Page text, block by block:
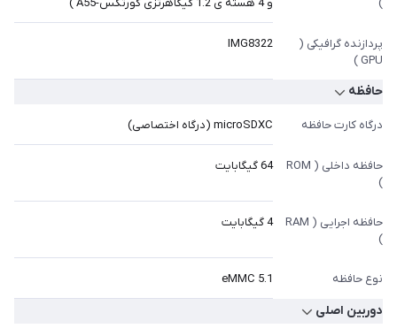
)
و 4 هسته ی 1.2 گیگاهرتزی کورتکس-A55 )
پردازنده گرافیکی (
GPU )
IMG8322
حافظه
درگاه کارت حافظه microSDXC (درگاه اختصاصی)
حافظه داخلی ( ROM
)
64 گیگابایت
حافظه اجرایی ( RAM
)
4 گیگابایت
نوع حافظه eMMC 5.1
دوربین اصلی